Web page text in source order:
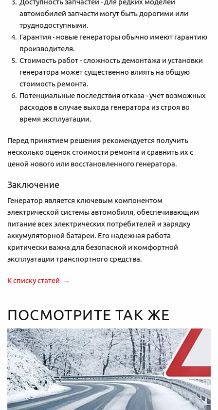
Доступность запчастей - для редких моделей
автомобилей запчасти могут быть дорогими или
труднодоступными.
Гарантия - новые генераторы обычно имеют гарантию
производителя.
Стоимость работ - сложность демонтажа и установки
генератора может существенно влиять на общую
стоимость ремонта.
Потенциальные последствия отказа - учет возможных
расходов в случае выхода генератора из строя во
время эксплуатации.
Перед принятием решения рекомендуется получить
несколько оценок стоимости ремонта и сравнить их с
ценой нового или восстановленного генератора.
Заключение
Генератор является ключевым компонентом
электрической системы автомобиля, обеспечивающим
питание всех электрических потребителей и зарядку
аккумуляторной батареи. Его надежная работа
критически важна для безопасной и комфортной
эксплуатации транспортного средства.
К списку статей
ПОСМОТРИТЕ ТАК ЖЕ